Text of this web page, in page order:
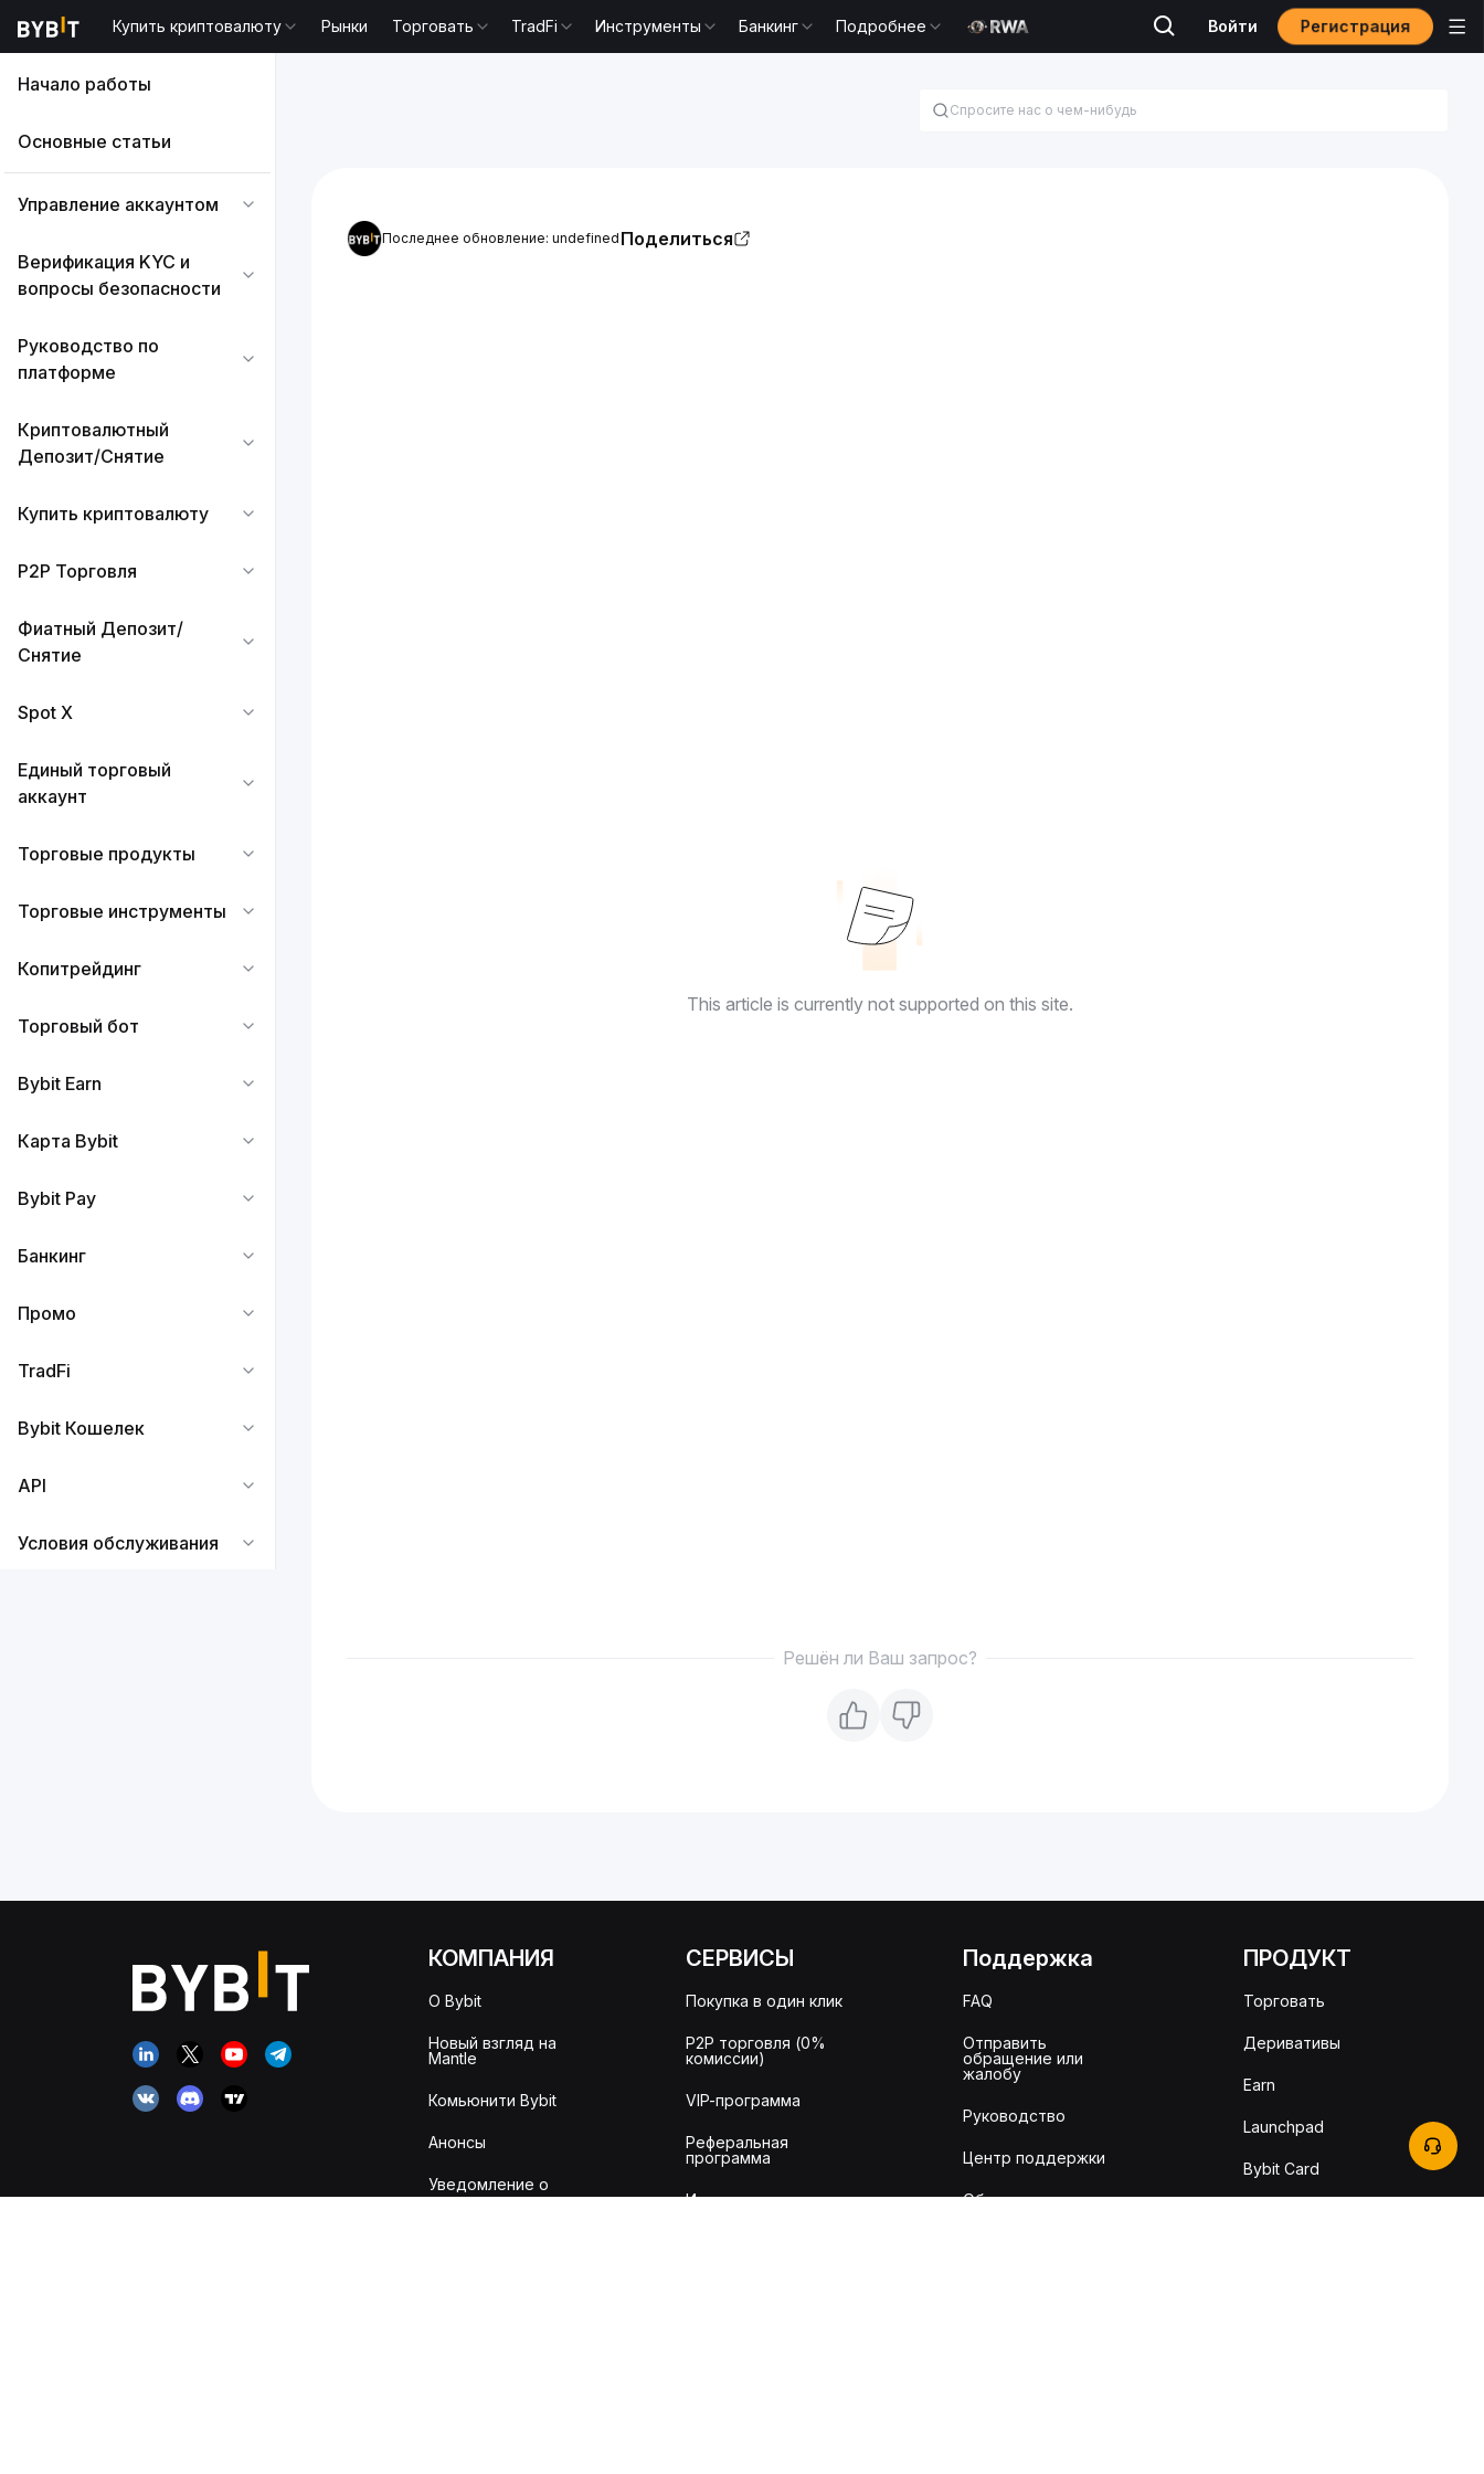
Купить криптовалюту Рынки Торговать TradFi Инструменты Банкинг Подробнее Войти Регистрация
Начало работы
Основные статьи
Управление аккаунтом
Верификация KYC и
вопросы безопасности
Руководство по
платформе
Криптовалютный
Депозит/Снятие
Купить криптовалюту
P2P Торговля
Фиатный Депозит/
Снятие
Spot X
Единый торговый
аккаунт
Торговые продукты
Торговые инструменты
Копитрейдинг
Торговый бот
Bybit Earn
Карта Bybit
Bybit Pay
Банкинг
Промо
TradFi
Bybit Кошелек
API
Условия обслуживания
Последнее обновление: undefined Поделиться
This article is currently not supported on this site.
Решён ли Ваш запрос?
КОМПАНИЯ
О Bybit
Новый взгляд на
Mantle
Комьюнити Bybit
Анонсы
Уведомление о
рисках
СЕРВИСЫ
Покупка в один клик
P2P торговля (0%
комиссии)
VIP-программа
Реферальная
программа
Институциональные
Поддержка
FAQ
Отправить
обращение или
жалобу
Руководство
Центр поддержки
Обратная связь
ПРОДУКТ
Торговать
Деривативы
Earn
Launchpad
Bybit Card